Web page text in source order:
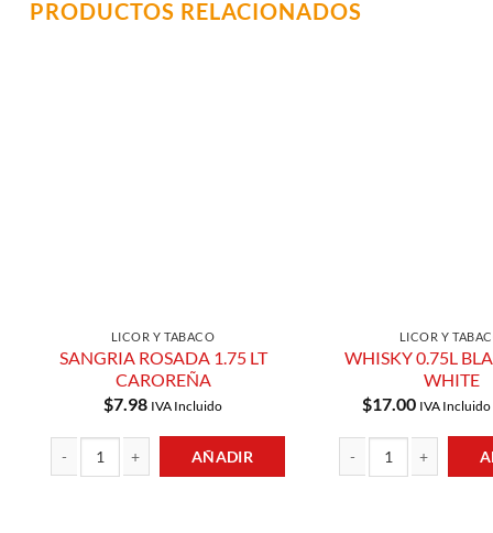
PRODUCTOS RELACIONADOS
LICOR Y TABACO
SANGRIA ROSADA 1.75 LT
CAROREÑA
$7.98 IVA Incluido
AÑADIR
LICOR Y
WHISKY 0.75L
WHITE
$17.00 IVA Incluido